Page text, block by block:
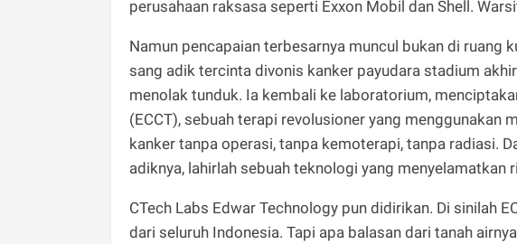
perusahaan raksasa seperti Exxon Mobil dan Shell.
Namun pencapaian terbesarnya muncul bukan di ruang
sang adik tercinta divonis kanker payudara stadium
menolak tunduk. Ia kembali ke laboratorium,
(ECCT), sebuah terapi revolusioner yang
kanker tanpa operasi, tanpa kemoterapi, tanpa radiasi.
adiknya, lahirlah sebuah teknologi yang menyelamatkan
CTech Labs Edwar Technology pun didirikan. Di sinilah
dari seluruh Indonesia. Tapi apa balasan dari tanah